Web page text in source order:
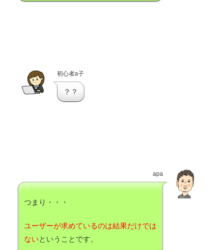
初心者a子
？？
apa
つまり・・・
ユーザーが求めているのは結果だけでは
ないということです。